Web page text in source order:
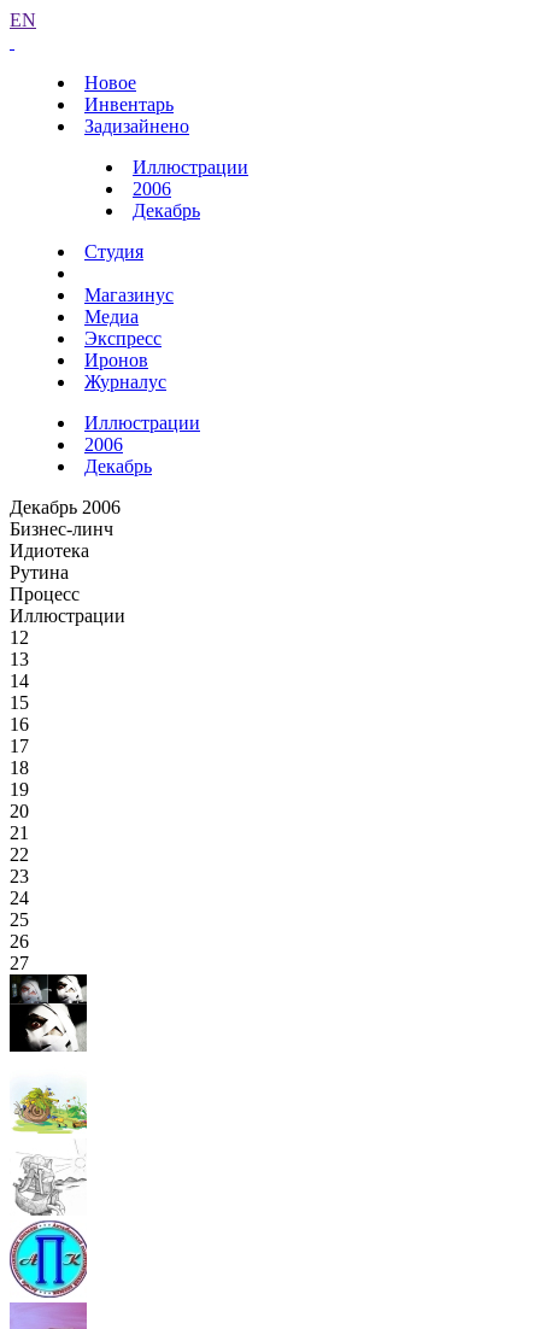
EN
Новое
Инвентарь
Задизайнено
Иллюстрации
2006
Декабрь
Студия
Магазинус
Медиа
Экспресс
Иронов
Журналус
Иллюстрации
2006
Декабрь
Декабрь 2006
Бизнес-линч
Идиотека
Рутина
Процесс
Иллюстрации
12
13
14
15
16
17
18
19
20
21
22
23
24
25
26
27